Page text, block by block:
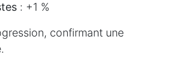
: +1 %
confirmant une